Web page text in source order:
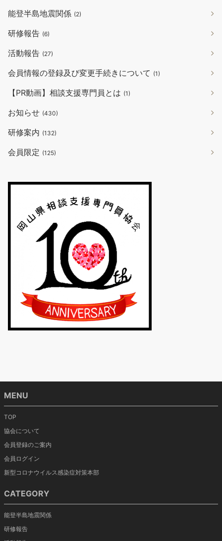
能登半島地震関係 (2)
研修報告 (6)
活動報告 (27)
会員情報の登録及び変更手続きについて (1)
【PR動画】相談支援専門員とは (1)
お知らせ (430)
研修案内 (132)
会員限定 (125)
MENU
TOP
協会について
会員登録のご案内
会員ログイン
新型コロナウイルス感染症対策本部
CATEGORY
能登半島地震関係
研修報告